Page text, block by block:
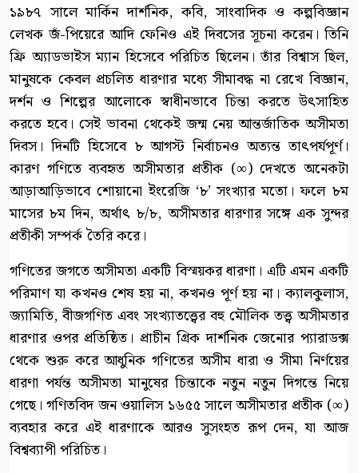
১৯৮৭ সালে মার্কিন দার্শনিক, কবি, সাংবাদিক ও কল্পবিজ্ঞান
লেখক জঁ-পিয়েরে আদি ফেনিও এই দিবসের সূচনা করেন। তিনি
ফ্রি অ্যাডভাইস ম্যান হিসেবে পরিচিত ছিলেন। তাঁর বিশ্বাস ছিল,
মানুষকে কেবল প্রচলিত ধারণার মধ্যে সীমাবদ্ধ না রেখে বিজ্ঞান,
দর্শন ও শিল্পের আলোকে স্বাধীনভাবে চিন্তা করতে উৎসাহিত
করতে হবে। সেই ভাবনা থেকেই জন্ম নেয় আন্তর্জাতিক অসীমতা
দিবস। দিনটি হিসেবে ৮ আগস্ট নির্বাচনও অত্যন্ত তাৎপর্যপূর্ণ।
কারণ গণিতে ব্যবহৃত অসীমতার প্রতীক (∞) দেখতে অনেকটা
আড়াআড়িভাবে শোয়ানো ইংরেজি ‘৮’ সংখ্যার মতো। ফলে ৮ম
মাসের ৮ম দিন, অর্থাৎ ৮/৮, অসীমতার ধারণার সঙ্গে এক সুন্দর
প্রতীকী সম্পর্ক তৈরি করে।
গণিতের জগতে অসীমতা একটি বিস্ময়কর ধারণা। এটি এমন একটি
পরিমাণ যা কখনও শেষ হয় না, কখনও পূর্ণ হয় না। ক্যালকুলাস,
জ্যামিতি, বীজগণিত এবং সংখ্যাতত্ত্বের বহু মৌলিক তত্ত্ব অসীমতার
ধারণার ওপর প্রতিষ্ঠিত। প্রাচীন গ্রিক দার্শনিক জেনোর প্যারাডক্স
থেকে শুরু করে আধুনিক গণিতের অসীম ধারা ও সীমা নির্ণয়ের
ধারণা পর্যন্ত অসীমতা মানুষের চিন্তাকে নতুন নতুন দিগন্তে নিয়ে
গেছে। গণিতবিদ জন ওয়ালিস ১৬৫৫ সালে অসীমতার প্রতীক (∞)
ব্যবহার করে এই ধারণাকে আরও সুসংহত রূপ দেন, যা আজ
বিশ্বব্যাপী পরিচিত।